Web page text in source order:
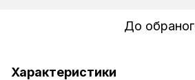
До
Характеристики